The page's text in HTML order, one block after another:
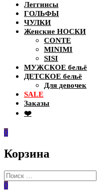
Леггинсы
ГОЛЬФЫ
ЧУЛКИ
Женские НОСКИ
CONTE
MINIMI
SISI
МУЖСКОЕ бельё
ДЕТСКОЕ бельё
Для девочек
SALE
Заказы
❤️
0
Корзина
Искать:
0